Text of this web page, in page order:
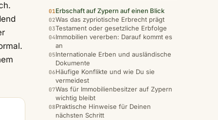
Erbschaft auf Zypern auf einen Blick
Was das zypriotische Erbrecht prägt
Testament oder gesetzliche Erbfolge
Immobilien vererben: Darauf kommt es
an
Internationale Erben und ausländische
Dokumente
Häufige Konflikte und wie Du sie
vermeidest
Was für Immobilienbesitzer auf Zypern
wichtig bleibt
Praktische Hinweise für Deinen
nächsten Schritt